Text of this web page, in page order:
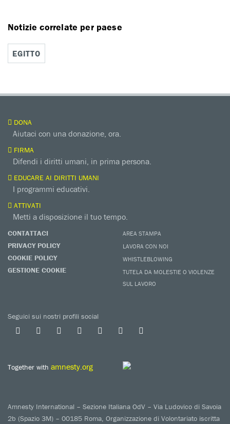
Notizie correlate per paese
EGITTO
DONA
Aiutaci con una donazione, ora.
FIRMA
Difendi i diritti umani, in prima persona.
EDUCARE AI DIRITTI UMANI
I programmi educativi.
ATTIVATI
Metti a disposizione il tuo tempo.
CONTATTACI
PRIVACY POLICY
COOKIE POLICY
GESTIONE COOKIE
AREA STAMPA
LAVORA CON NOI
WHISTLEBLOWING
TUTELA DA MOLESTIE O VIOLENZE
SUL LAVORO
Seguici sui nostri profili social
Together with amnesty.org
Amnesty International – Sezione Italiana OdV – Via Ludovico di Savoia
2b (Spazio 3M) – 00185 Roma, Organizzazione di Volontariato iscritta